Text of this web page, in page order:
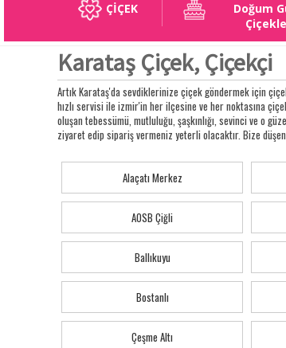
ÇİÇEK
Doğum
Karataş Çiçek, Çiçekçi
Artık Karataş'da sevdiklerinize çiçek göndermek için
hızlı servisi ile izmir'in her ilçesine ve her noktasına
oluşan tebessümü, mutluluğu, şaşkınlığı, sevinci ve o
ziyaret edip sipariş vermeniz yeterli olacaktır. Bize
Alaçatı Merkez
AOSB Çiğli
Ballıkuyu
Bostanlı
Çeşme Altı